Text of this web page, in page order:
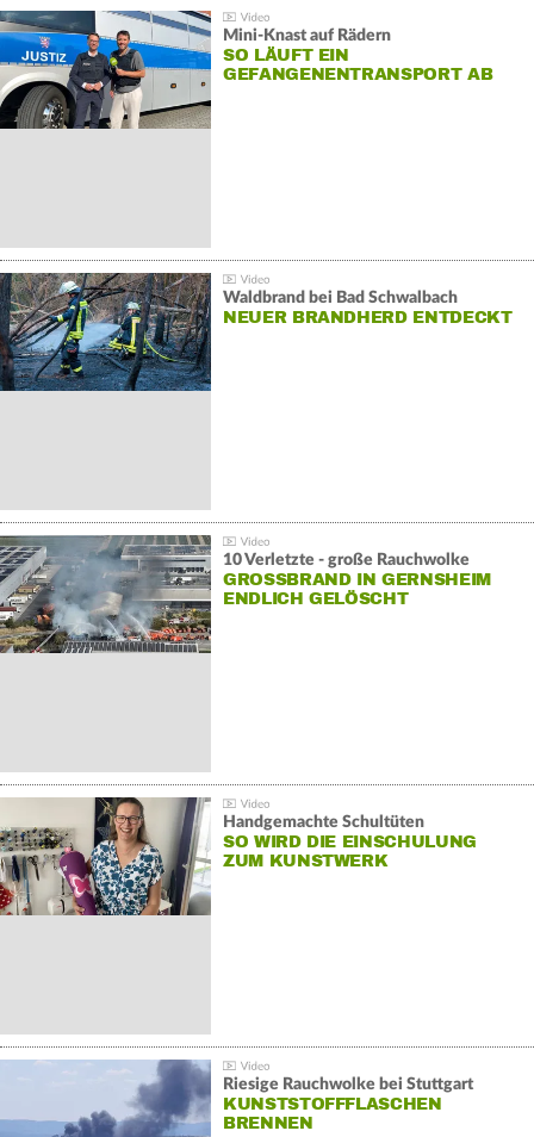
Mini-Knast auf Rädern
SO LÄUFT EIN
GEFANGENENTRANSPORT AB
Waldbrand bei Bad Schwalbach
NEUER BRANDHERD ENTDECKT
10 Verletzte - große Rauchwolke
GROSSBRAND IN GERNSHEIM E
NDLICH GELÖSCHT
Handgemachte Schultüten
SO WIRD DIE EINSCHULUNG
ZUM KUNSTWERK
Riesige Rauchwolke bei Stuttgart
KUNSTSTOFFFLASCHEN
BRENNEN